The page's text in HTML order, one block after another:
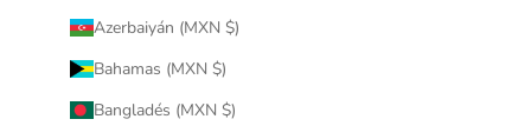
Azerbaiyán (MXN $)
Bahamas (MXN $)
Bangladés (MXN $)